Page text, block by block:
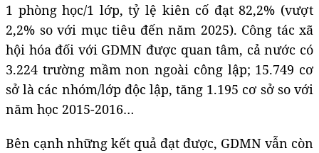
1 phòng học/1 lớp, tỷ lệ kiên cố đạt 82,2% (vượt
2,2% so với mục tiêu đến năm 2025). Công tác xã
hội hóa đối với GDMN được quan tâm, cả nước có
3.224 trường mầm non ngoài công lập; 15.749 cơ
sở là các nhóm/lớp độc lập, tăng 1.195 cơ sở so với
năm học 2015-2016…
Bên cạnh những kết quả đạt được, GDMN vẫn còn